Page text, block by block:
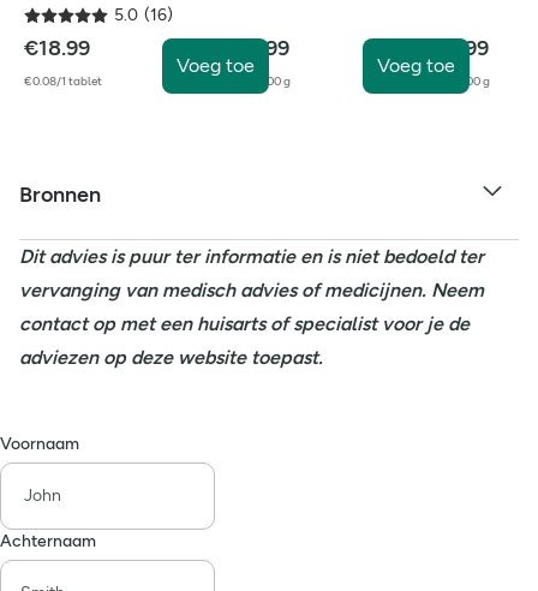
5.0 (16)
€18.99
€0.08/1 tablet
Voeg toe
16.99
€8.50/100 g
Voeg toe
12.99
€6.50/100 g
Bronnen
Dit advies is puur ter informatie en is niet bedoeld ter
vervanging van medisch advies of medicijnen. Neem
contact op met een huisarts of specialist voor je de
adviezen op deze website toepast.
Voornaam
Achternaam